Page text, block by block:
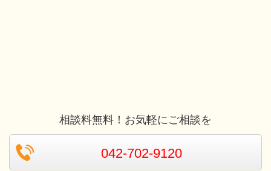
相談料無料！お気軽にご相談を
042-702-9120